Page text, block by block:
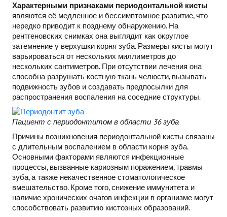
Характерными признаками периодонтальной кисты
являются её медленное и бессимптомное развитие, что
нередко приводит к позднему обнаружению. На
рентгеновских снимках она выглядит как округлое
затемнение у верхушки корня зуба. Размеры кисты могут
варьироваться от нескольких миллиметров до
нескольких сантиметров. При отсутствии лечения она
способна разрушать костную ткань челюсти, вызывать
подвижность зубов и создавать предпосылки для
распространения воспаления на соседние структуры.
Пациент с периодонтитом в области 36 зуба
Причины возникновения периодонтальной кисты связаны
с длительным воспалением в области корня зуба.
Основными факторами являются инфекционные
процессы, вызванные кариозным поражением, травмы
зуба, а также некачественное стоматологическое
вмешательство. Кроме того, снижение иммунитета и
наличие хронических очагов инфекции в организме могут
способствовать развитию кистозных образований.